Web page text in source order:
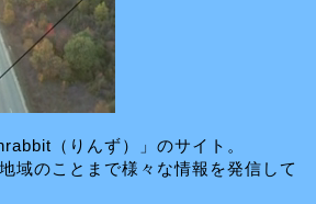
（りんず）」のサイト。
域のことまで様々な情報を発信して